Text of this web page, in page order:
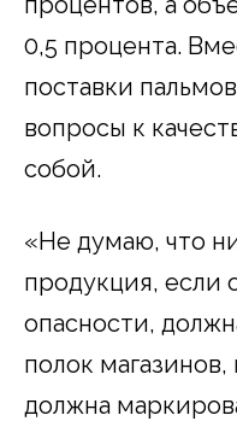
0,5 процента.
поставки
вопросы к
собой.
«Не думаю, что
продукция, если
опасности,
полок магазинов,
должна